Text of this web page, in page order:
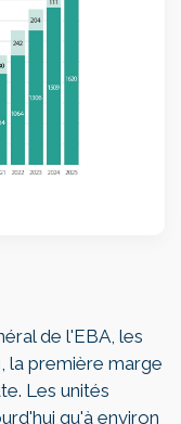
de l'EBA, les
la première marge
Les unités
qu'à environ